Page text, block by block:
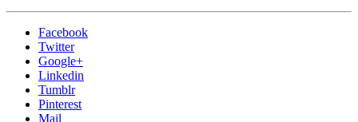
Facebook
Twitter
Google+
Linkedin
Tumblr
Pinterest
Mail